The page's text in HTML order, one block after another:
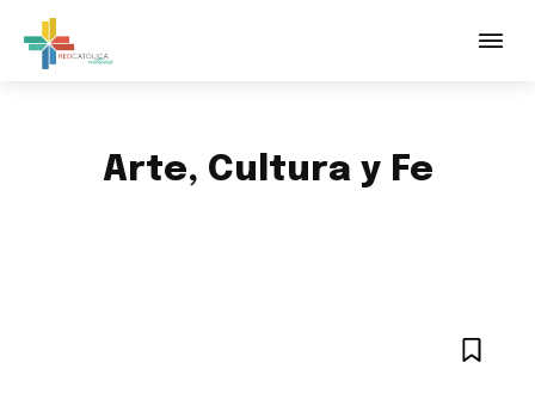
Arte, Cultura y Fe